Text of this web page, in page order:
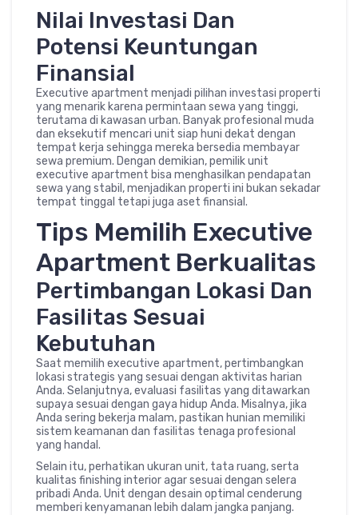
Nilai Investasi Dan
Potensi Keuntungan
Finansial
Executive apartment menjadi pilihan investasi properti
yang menarik karena permintaan sewa yang tinggi,
terutama di kawasan urban. Banyak profesional muda
dan eksekutif mencari unit siap huni dekat dengan
tempat kerja sehingga mereka bersedia membayar
sewa premium. Dengan demikian, pemilik unit
executive apartment bisa menghasilkan pendapatan
sewa yang stabil, menjadikan properti ini bukan sekadar
tempat tinggal tetapi juga aset finansial.
Tips Memilih Executive
Apartment Berkualitas
Pertimbangan Lokasi Dan
Fasilitas Sesuai
Kebutuhan
Saat memilih executive apartment, pertimbangkan
lokasi strategis yang sesuai dengan aktivitas harian
Anda. Selanjutnya, evaluasi fasilitas yang ditawarkan
supaya sesuai dengan gaya hidup Anda. Misalnya, jika
Anda sering bekerja malam, pastikan hunian memiliki
sistem keamanan dan fasilitas tenaga profesional
yang handal.
Selain itu, perhatikan ukuran unit, tata ruang, serta
kualitas finishing interior agar sesuai dengan selera
pribadi Anda. Unit dengan desain optimal cenderung
memberi kenyamanan lebih dalam jangka panjang.